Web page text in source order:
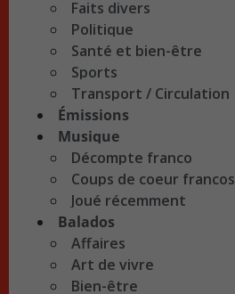
Faits divers
Politique
Santé et bien-être
Sports
Transport / Circulation
Émissions
Musique
Décompte franco
Coups de coeur francos
Joué récemment
Balados
Affaires
Art de vivre
Bien-être